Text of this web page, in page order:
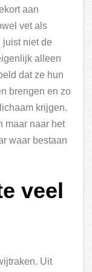
aan
vet als
juist niet de
alleen
dat ze hun
brengen en zo
krijgen.
maar naar het
waar bestaan
veel
Uit